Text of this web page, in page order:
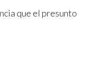
que el presunto